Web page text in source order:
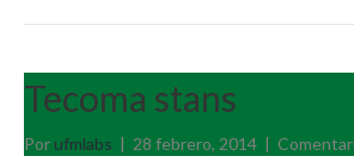
Tecoma stans
Por ufmlabs 28 febrero, 2014